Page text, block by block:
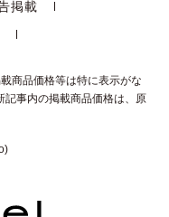
掲載
商品価格等は特に表示がな
事内の掲載商品価格は、 原